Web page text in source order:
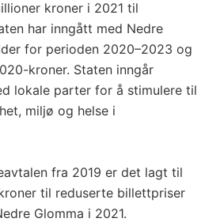
kroner i 2021 til
har inngått med Nedre
for perioden 2020–2023 og
kroner. Staten inngår
lokale parter for å stimulere til
miljø og helse i
fra 2019 er det lagt til
til reduserte billettpriser
Glomma i 2021.